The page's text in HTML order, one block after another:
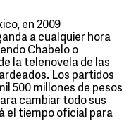
en 2009
a cualquier hora
Chabelo o
la telenovela de las
Los partidos
500 millones de pesos
cambiar todo sus
el tiempo oficial para